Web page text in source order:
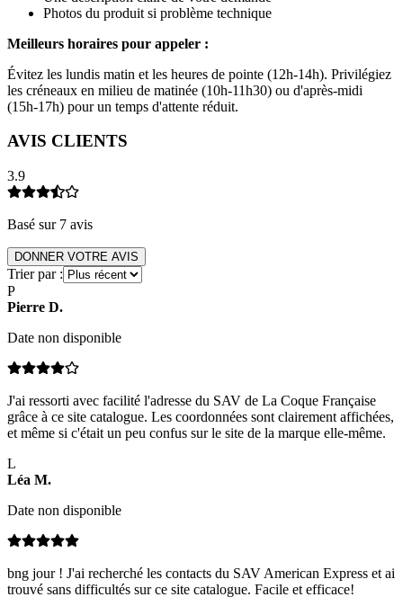
Photos du produit si problème technique
Meilleurs horaires pour appeler :
Évitez les lundis matin et les heures de pointe (12h-14h). Privilégiez
les créneaux en milieu de matinée (10h-11h30) ou d'après-midi
(15h-17h) pour un temps d'attente réduit.
AVIS CLIENTS
3.9
Basé sur 7 avis
DONNER VOTRE AVIS
Trier par :
P
Pierre D.
Date non disponible
J'ai ressorti avec facilité l'adresse du SAV de La Coque Française
grâce à ce site catalogue. Les coordonnées sont clairement affichées,
et même si c'était un peu confus sur le site de la marque elle-même.
L
Léa M.
Date non disponible
bng jour ! J'ai recherché les contacts du SAV American Express et ai
trouvé sans difficultés sur ce site catalogue. Facile et efficace!